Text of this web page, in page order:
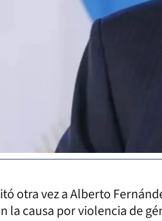
otra vez a Alberto
la causa por violencia de